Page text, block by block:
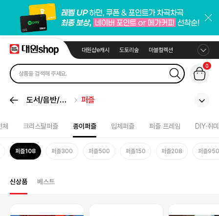
대원샵e캐시 도토리숲 마블컬렉션
0
도서/음반/취
퍼즐
체 크리스탈퍼즐 종이퍼즐 입체퍼즐 퍼즐 프레임 DIY·취미
퍼즐108 퍼즐300 퍼즐500 퍼즐150 퍼즐208 퍼즐950
신상품 베스트